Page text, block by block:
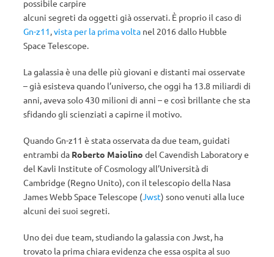
possibile carpire
alcuni segreti da oggetti già osservati. È proprio il caso di
Gn-z11,vista per la prima volta nel 2016 dallo Hubble
Space Telescope.
La galassia è una delle più giovani e distanti mai osservate
– già esisteva quando l’universo, che oggi ha 13.8 miliardi di
anni, aveva solo 430 milioni di anni – e così brillante che sta
sfidando gli scienziati a capirne il motivo.
Quando Gn-z11 è stata osservata da due team, guidati
entrambi da Roberto Maiolino del Cavendish Laboratory e
del Kavli Institute of Cosmology all’Università di
Cambridge (Regno Unito), con il telescopio della Nasa
James Webb Space Telescope (Jwst) sono venuti alla luce
alcuni dei suoi segreti.
Uno dei due team, studiando la galassia con Jwst, ha
trovato la prima chiara evidenza che essa ospita al suo